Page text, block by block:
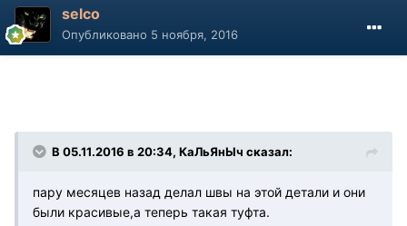
selco
Опубликовано 5 ноября, 2016
В 05.11.2016 в 20:34, КаЛьЯнЫч сказал:
пару месяцев назад делал швы на этой детали и они
были красивые,а теперь такая туфта.